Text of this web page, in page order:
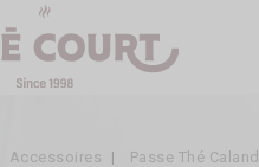
Accessoires Passe Thé